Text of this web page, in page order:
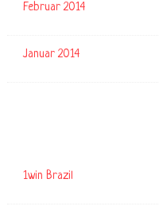
Februar 2014
Januar 2014
1win Brazil